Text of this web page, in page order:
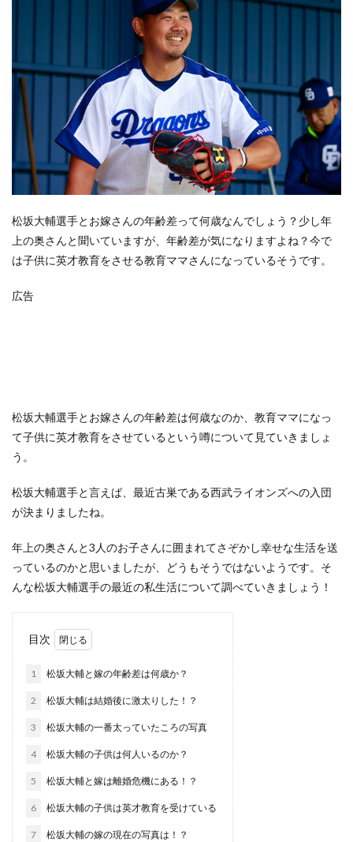
松坂大輔選手とお嫁さんの年齢差って何歳なんでしょう？少し年
上の奥さんと聞いていますが、年齢差が気になりますよね？今で
は子供に英才教育をさせる教育ママさんになっているそうです。
広告
松坂大輔選手とお嫁さんの年齢差は何歳なのか、教育ママになっ
て子供に英才教育をさせているという噂について見ていきましょ
う。
松坂大輔選手と言えば、最近古巣である西武ライオンズへの入団
が決まりましたね。
年上の奥さんと3人のお子さんに囲まれてさぞかし幸せな生活を送
っているのかと思いましたが、どうもそうではないようです。そ
んな松坂大輔選手の最近の私生活について調べていきましょう！
目次
1 松坂大輔と嫁の年齢差は何歳か？
2 松坂大輔は結婚後に激太りした！？
3 松坂大輔の一番太っていたころの写真
4 松坂大輔の子供は何人いるのか？
5 松坂大輔と嫁は離婚危機にある！？
6 松坂大輔の子供は英才教育を受けている
7 松坂大輔の嫁の現在の写真は！？